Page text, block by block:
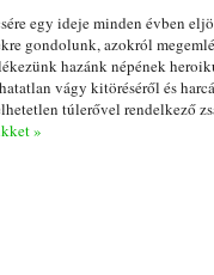
egy ideje minden évben
gondolunk, azokról
hazánk népének
vágy kitöréséről és
túlerővel rendelkező
»